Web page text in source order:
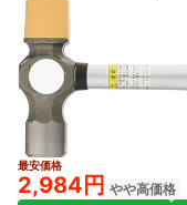
最安価格
2,984円 やや高価格